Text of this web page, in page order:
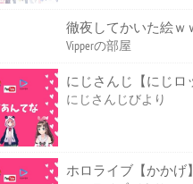
徹夜してかいた絵ｗ
Vipperの部屋
にじさんじ【にじロ
にじさんじびより